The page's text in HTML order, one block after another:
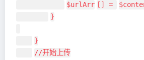
$urlArr [] =
}
}
//开始上传